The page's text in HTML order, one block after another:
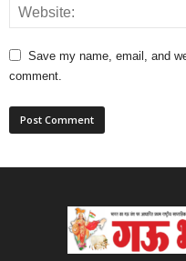
Save my name, email, and
comment.